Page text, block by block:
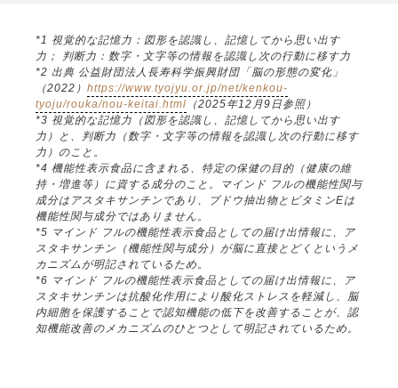
*1 視覚的な記憶力：図形を認識し、記憶してから思い出す
力； 判断力：数字・文字等の情報を認識し次の行動に移す力
*2 出典 公益財団法人長寿科学振興財団「脳の形態の変化」
（2022） https://www.tyojyu.or.jp/net/kenkou-
tyoju/rouka/nou-keitai.html （2025年12月9日参照）
*3 視覚的な記憶力（図形を認識し、記憶してから思い出す
力）と、判断力（数字・文字等の情報を認識し次の行動に移す
力）のこと。
*4 機能性表示食品に含まれる、特定の保健の目的（健康の維
持・増進等）に資する成分のこと。マインド フルの機能性関与
成分はアスタキサンチンであり、ブドウ抽出物とビタミンEは
機能性関与成分ではありません。
*5 マインド フルの機能性表示食品としての届け出情報に、ア
スタキサンチン（機能性関与成分）が脳に直接とどくというメ
カニズムが明記されているため。
*6 マインド フルの機能性表示食品としての届け出情報に、ア
スタキサンチンは抗酸化作用により酸化ストレスを軽減し、脳
内細胞を保護することで認知機能の低下を改善することが、認
知機能改善のメカニズムのひとつとして明記されているため。